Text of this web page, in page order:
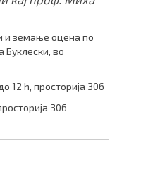
и земање оцена по
Буклески, во
12 h, просторија 306
306